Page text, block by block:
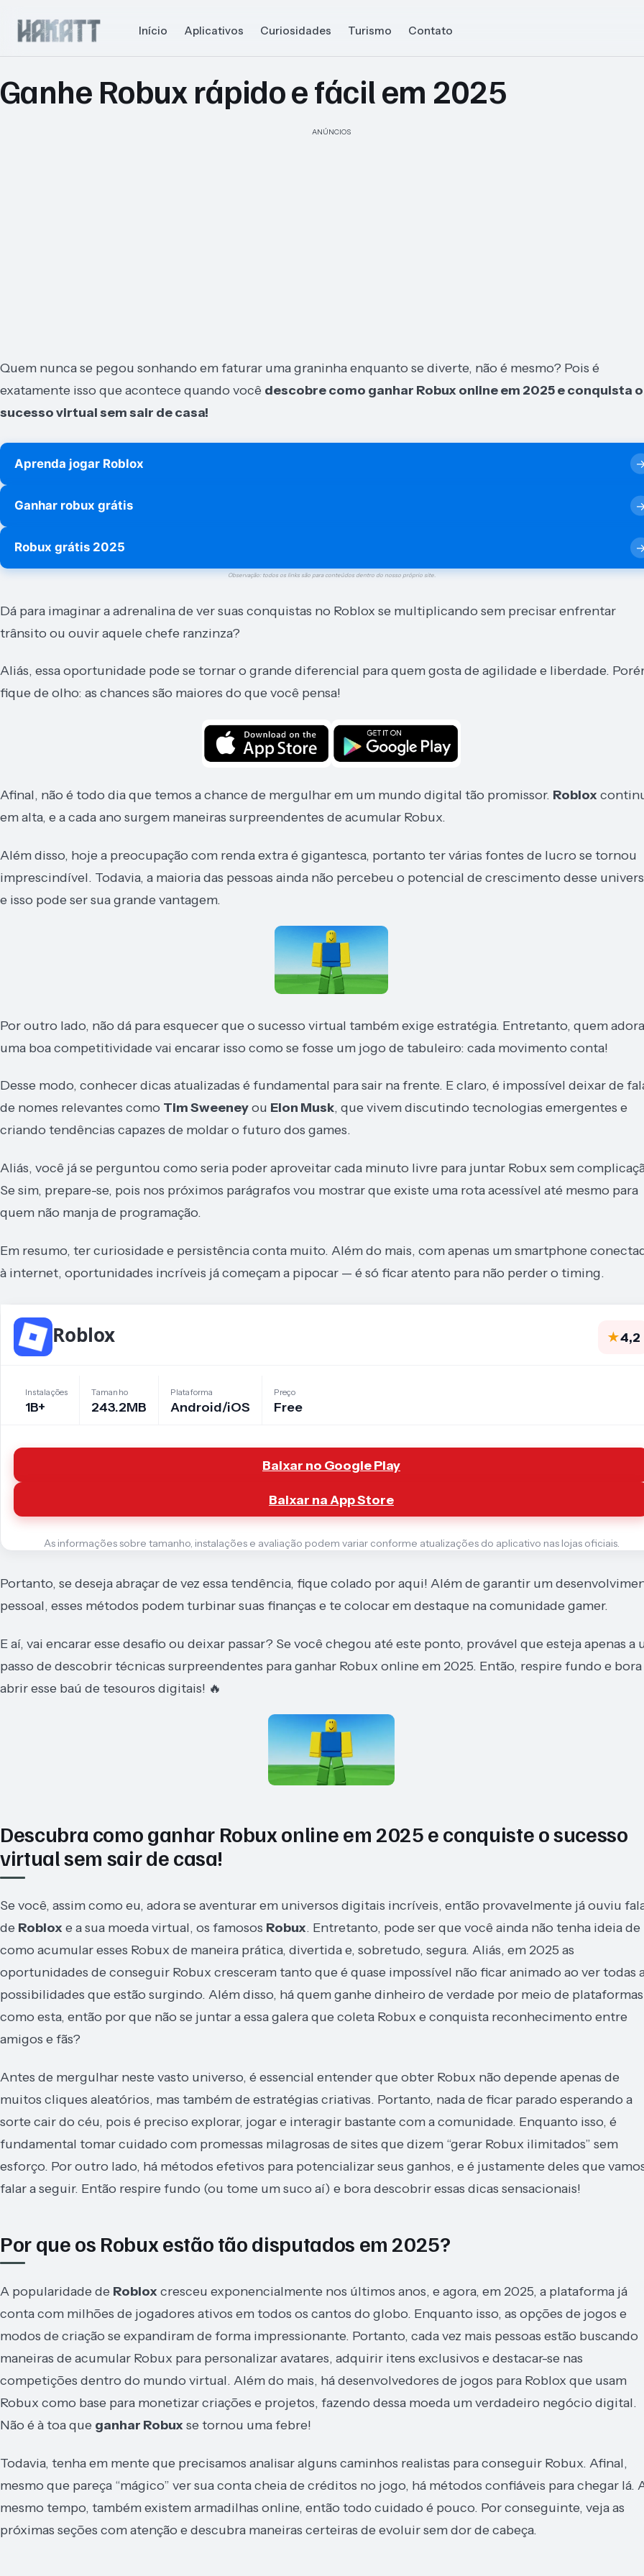
Início Aplicativos Curiosidades Turismo Contato
Ganhe Robux rápido e fácil em 2025
ANÚNCIOS
Quem nunca se pegou sonhando em faturar uma graninha enquanto se diverte, não é mesmo? Pois é
exatamente isso que acontece quando você descobre como ganhar Robux online em 2025 e conquista o
sucesso virtual sem sair de casa!
Aprenda jogar Roblox
Ganhar robux grátis
Robux grátis 2025
Observação: todos os links são para conteúdos dentro do nosso próprio site.
Dá para imaginar a adrenalina de ver suas conquistas no Roblox se multiplicando sem precisar enfrentar
trânsito ou ouvir aquele chefe ranzinza?
Aliás, essa oportunidade pode se tornar o grande diferencial para quem gosta de agilidade e liberdade.
fique de olho: as chances são maiores do que você pensa!
Afinal, não é todo dia que temos a chance de mergulhar em um mundo digital tão promissor. Roblox
em alta, e a cada ano surgem maneiras surpreendentes de acumular Robux.
Além disso, hoje a preocupação com renda extra é gigantesca, portanto ter várias fontes de lucro se tornou
imprescindível. Todavia, a maioria das pessoas ainda não percebeu o potencial de crescimento desse
e isso pode ser sua grande vantagem.
Por outro lado, não dá para esquecer que o sucesso virtual também exige estratégia. Entretanto, quem adora
uma boa competitividade vai encarar isso como se fosse um jogo de tabuleiro: cada movimento conta!
Desse modo, conhecer dicas atualizadas é fundamental para sair na frente. E claro, é impossível deixar de
de nomes relevantes como Tim Sweeneyou Elon Musk, que vivem discutindo tecnologias emergentes e
criando tendências capazes de moldar o futuro dos games.
Aliás, você já se perguntou como seria poder aproveitar cada minuto livre para juntar Robux sem
Se sim, prepare-se, pois nos próximos parágrafos vou mostrar que existe uma rota acessível até mesmo para
quem não manja de programação.
Em resumo, ter curiosidade e persistência conta muito. Além do mais, com apenas um smartphone
à internet, oportunidades incríveis já começam a pipocar — é só ficar atento para não perder o timing.
Roblox ★4,2
Instalações
1B+
Tamanho
243.2MB
Plataforma
Android/iOS
Preço
Free
Baixar no Google Play
Baixar na App Store
As informações sobre tamanho, instalações e avaliação podem variar conforme atualizações do aplicativo nas lojas oficiais.
Portanto, se deseja abraçar de vez essa tendência, fique colado por aqui! Além de garantir um
pessoal, esses métodos podem turbinar suas finanças e te colocar em destaque na comunidade gamer.
E aí, vai encarar esse desafio ou deixar passar? Se você chegou até este ponto, provável que esteja apenas a
passo de descobrir técnicas surpreendentes para ganhar Robux online em 2025. Então, respire fundo e bora
abrir esse baú de tesouros digitais! 🔥
Descubra como ganhar Robux online em 2025 e conquiste o sucesso
virtual sem sair de casa!
Se você, assim como eu, adora se aventurar em universos digitais incríveis, então provavelmente já ouviu
de Roblox e a sua moeda virtual, os famosos Robux. Entretanto, pode ser que você ainda não tenha ideia de
como acumular esses Robux de maneira prática, divertida e, sobretudo, segura. Aliás, em 2025 as
oportunidades de conseguir Robux cresceram tanto que é quase impossível não ficar animado ao ver todas
possibilidades que estão surgindo. Além disso, há quem ganhe dinheiro de verdade por meio de plataformas
como esta, então por que não se juntar a essa galera que coleta Robux e conquista reconhecimento entre
amigos e fãs?
Antes de mergulhar neste vasto universo, é essencial entender que obter Robux não depende apenas de
muitos cliques aleatórios, mas também de estratégias criativas. Portanto, nada de ficar parado esperando a
sorte cair do céu, pois é preciso explorar, jogar e interagir bastante com a comunidade. Enquanto isso, é
fundamental tomar cuidado com promessas milagrosas de sites que dizem “gerar Robux ilimitados” sem
esforço. Por outro lado, há métodos efetivos para potencializar seus ganhos, e é justamente deles que
falar a seguir. Então respire fundo (ou tome um suco aí) e bora descobrir essas dicas sensacionais!
Por que os Robux estão tão disputados em 2025?
A popularidade de Roblox cresceu exponencialmente nos últimos anos, e agora, em 2025, a plataforma já
conta com milhões de jogadores ativos em todos os cantos do globo. Enquanto isso, as opções de jogos e
modos de criação se expandiram de forma impressionante. Portanto, cada vez mais pessoas estão buscando
maneiras de acumular Robux para personalizar avatares, adquirir itens exclusivos e destacar-se nas
competições dentro do mundo virtual. Além do mais, há desenvolvedores de jogos para Roblox que usam
Robux como base para monetizar criações e projetos, fazendo dessa moeda um verdadeiro negócio digital.
Não é à toa que ganhar Robux se tornou uma febre!
Todavia, tenha em mente que precisamos analisar alguns caminhos realistas para conseguir Robux. Afinal,
mesmo que pareça “mágico” ver sua conta cheia de créditos no jogo, há métodos confiáveis para chegar lá.
mesmo tempo, também existem armadilhas online, então todo cuidado é pouco. Por conseguinte, veja as
próximas seções com atenção e descubra maneiras certeiras de evoluir sem dor de cabeça.